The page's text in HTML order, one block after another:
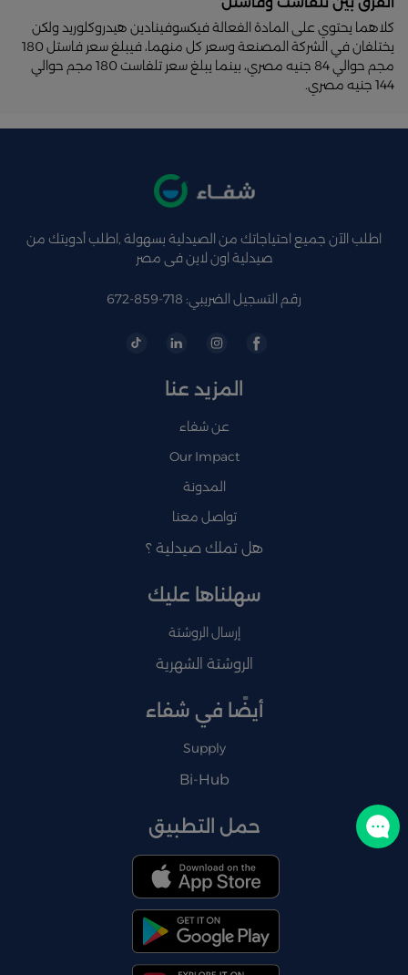
كلاهما يحتوي على المادة الفعالة فيكسوفينادين هيدروكلوريد ولكن
يختلفان في الشركة المصنعة وسعر كل منهما، فيبلغ سعر فاستل 180
مجم حوالي 84 جنيه مصري، بينما يبلغ سعر تلفاست 180 مجم حوالي
144 جنيه مصري.
اطلب الآن جميع احتياجاتك من الصيدلية بسهولة ,اطلب أدويتك من
صيدلية اون لاين فى مصر
رقم التسجيل الضريبي: 718-859-672
المزيد عنا
عن شفاء
Our Impact
المدونة
تواصل معنا
هل تملك صيدلية ؟
سهلناها عليك
إرسال الروشتة
الروشتة الشهرية
أيضًا في شفاء
Supply
Bi-Hub
حمل التطبيق تواصل معنا